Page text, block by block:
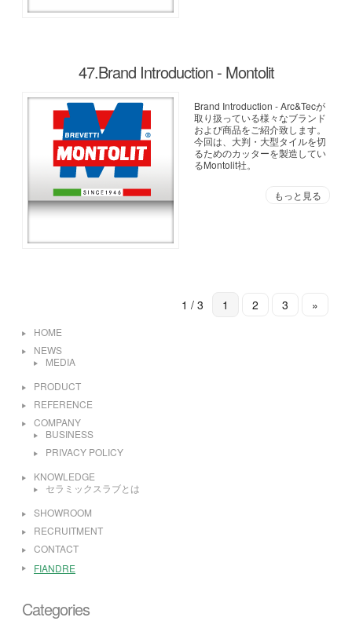
47.Brand Introduction - Montolit
Brand Introduction - Arc&Tecが
取り扱っている様々なブランド
および商品をご紹介致します。
今回は、大判・大型タイルを切
るためのカッターを製造してい
るMontolit社。
もっと見る
1 / 3 1 2 3 »
HOME
NEWS
MEDIA
PRODUCT
REFERENCE
COMPANY
BUSINESS
PRIVACY POLICY
KNOWLEDGE
セラミックスラブとは
SHOWROOM
RECRUITMENT
CONTACT
FIANDRE
Categories